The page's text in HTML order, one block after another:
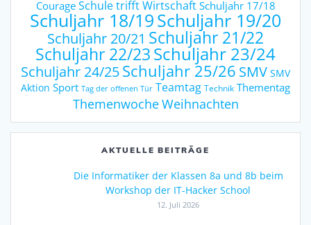
Courage Schule trifft Wirtschaft Schuljahr 17/18
Schuljahr 18/19Schuljahr 19/20
Schuljahr 20/21 Schuljahr 21/22
Schuljahr 22/23Schuljahr 23/24
Schuljahr 24/25Schuljahr 25/26 SMV SMV
Aktion Sport Tag der offenen Tür Teamtag Technik Thementag
ThemenwocheWeihnachten
AKTUELLE BEITRÄGE
Die Informatiker der Klassen 8a und 8b beim
Workshop der IT-Hacker School
12. Juli 2026